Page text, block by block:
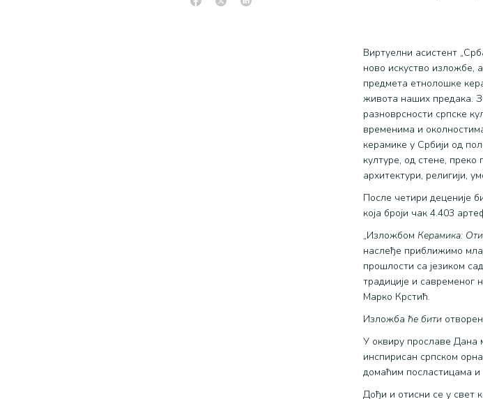
Виртуелни асистент
ново искуство изложбе,
предмета етнолошке
живота наших предака.
разноврсности српске
временима и
керамике у Србији од
културе, од стене, преко
архитектури, религији,
После четири деценије
која броји чак 4.403
„ИзложбомКерамика:
наслеђе приближимо
прошлости са језиком
традиције и савременог
Марко Крстић.
Изложбаће бити
У оквиру прославе Дана
инспирисан српском
домаћим посластицама
Дођи и отисни се у свет